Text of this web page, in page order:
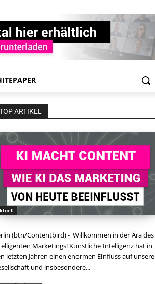
ARTIKEL
(btn/Contentbird) - Willkommen in der Ära des
Marketings! Künstliche Intelligenz hat in
letzten Jahren einen enormen Einfluss auf unsere
und insbesondere...